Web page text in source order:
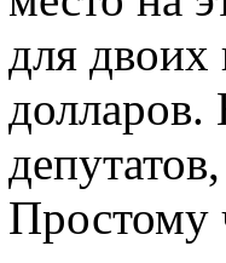
для
Простому